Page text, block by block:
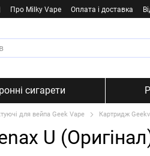
Про Milky Vape Оплата і доставка
сигарети
для вейпа Geek Vape Картридж
U